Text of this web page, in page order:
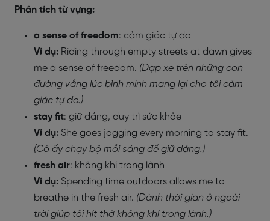
Phân tích từ vựng:
a sense of freedom: cảm giác tự do
Ví dụ: Riding through empty streets at dawn gives
me a sense of freedom. (Đạp xe trên những con
đường vắng lúc bình minh mang lại cho tôi cảm
giác tự do.)
stay fit: giữ dáng, duy trì sức khỏe
Ví dụ: She goes jogging every morning to stay fit.
(Cô ấy chạy bộ mỗi sáng để giữ dáng.)
fresh air: không khí trong lành
Ví dụ: Spending time outdoors allows me to
breathe in the fresh air. (Dành thời gian ở ngoài
trời giúp tôi hít thở không khí trong lành.)